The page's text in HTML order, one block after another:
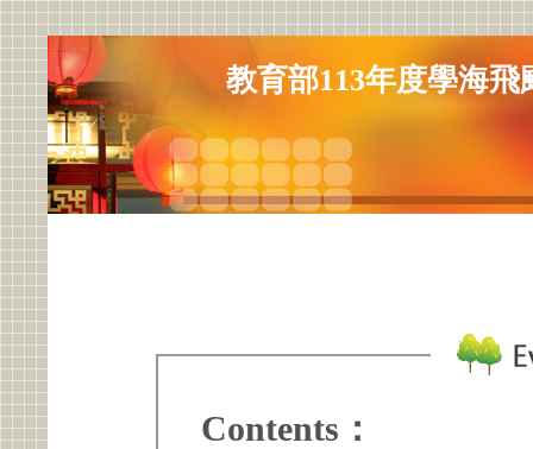
教育部113年度學海
Contents：